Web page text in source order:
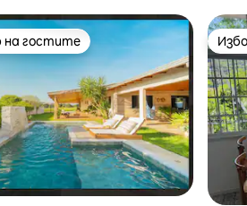
избор на гостите
на гостите